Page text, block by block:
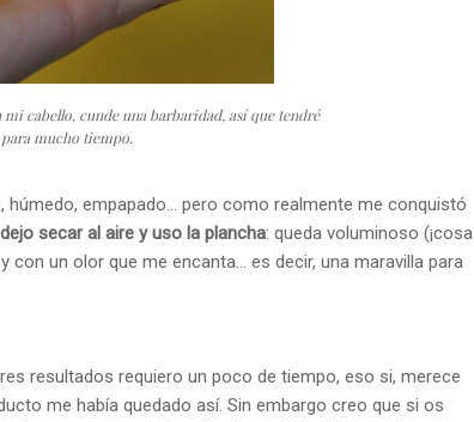
mi cabello, cunde una barbaridad, así que tendré
mucho tiempo.
empapado... pero como realmente me conquistó
secar al aire y uso la plancha: queda voluminoso (¡cosa
un olor que me encanta... es decir, una maravilla para
resultados requiero un poco de tiempo, eso si, merece
me había quedado así. Sin embargo creo que si os